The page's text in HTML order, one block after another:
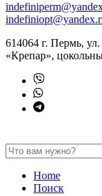
614064 г. Пермь,
«Крепар»,
Home
Поиск